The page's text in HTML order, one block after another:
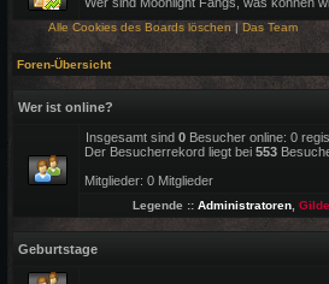
Alle Cookies des Boards löschen | Das Team
Foren-Übersicht
Wer ist online?
Insgesamt sind 0 Besucher online: 0
Der Besucherrekord liegt bei 553
Mitglieder: 0 Mitglieder
Legende :: Administratoren
Geburtstage